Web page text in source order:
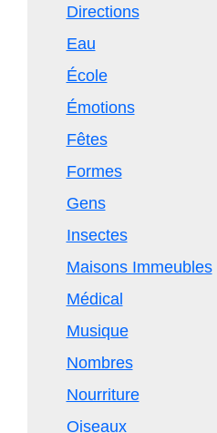
Directions
Eau
École
Émotions
Fêtes
Formes
Gens
Insectes
Maisons Immeubles
Médical
Musique
Nombres
Nourriture
Oiseaux